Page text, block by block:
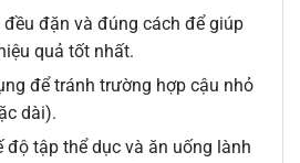
đặn và đúng cách để giúp
quả tốt nhất.
để tránh trường hợp cậu nhỏ
dài).
độ tập thể dục và ăn uống lành